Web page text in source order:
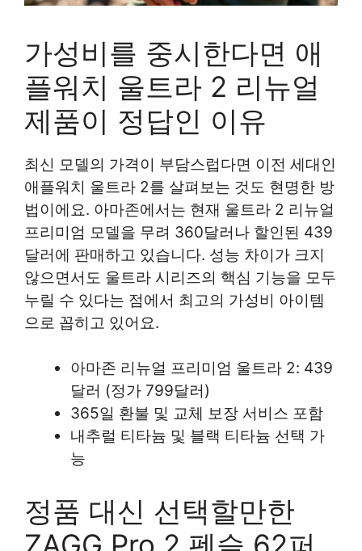
가성비를 중시한다면 애
플워치 울트라 2 리뉴얼
제품이 정답인 이유
최신 모델의 가격이 부담스럽다면 이전 세대인
애플워치 울트라 2를 살펴보는 것도 현명한 방
법이에요. 아마존에서는 현재 울트라 2 리뉴얼
프리미엄 모델을 무려 360달러나 할인된 439
달러에 판매하고 있습니다. 성능 차이가 크지
않으면서도 울트라 시리즈의 핵심 기능을 모두
누릴 수 있다는 점에서 최고의 가성비 아이템
으로 꼽히고 있어요.
아마존 리뉴얼 프리미엄 울트라 2: 439
달러 (정가 799달러)
365일 환불 및 교체 보장 서비스 포함
내추럴 티타늄 및 블랙 티타늄 선택 가
능
정품 대신 선택할만한
ZAGG Pro 2 펜슬 62퍼